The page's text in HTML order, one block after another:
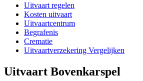
Uitvaart regelen
Kosten uitvaart
Uitvaartcentrum
Begrafenis
Crematie
Uitvaartverzekering Vergelijken
Uitvaart Bovenkarspel